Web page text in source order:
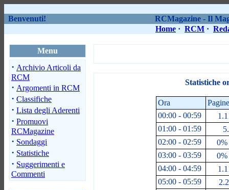
Benvenuti!
RCMagazine - Il
Home · RCM ·
Menu
· Archivio Articoli da
RCM
· Argomenti in RCM
· Classifiche
· Lista degli Aderenti
· Promuovi
RCMagazine
· Sondaggi
· Statistiche
· Suggerimenti e
Commenti
Statistiche
Ora
00:00 - 00:59
01:00 - 01:59
02:00 - 02:59
03:00 - 03:59
04:00 - 04:59
05:00 - 05:59